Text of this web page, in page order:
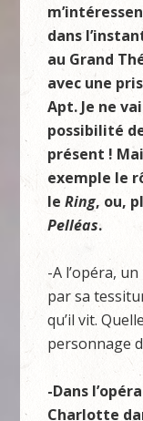
dans
au Grand
avec une
Apt. Je ne
possibilité
présent !
exemple le
leRing, ou,
Pelléas.
-A l’opéra,
par sa
qu’il vit.
personnage
-Dans
Charlotte